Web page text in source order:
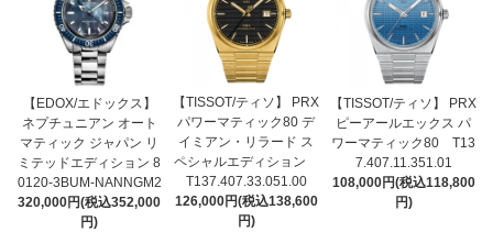
【EDOX/エドックス】
ネプチュニアン オート
マティック ジャパン リ
ミテッドエディション 8
0120-3BUM-NANNGM2
320,000円(税込352,000
円)
【TISSOT/ティソ】 PRX
パワーマティック80 デ
イミアン・リラード ス
ペシャルエディション
T137.407.33.051.00
126,000円(税込138,600
円)
【TISSOT/ティソ】 PRX
ピーアールエックス パ
ワーマティック80 T13
7.407.11.351.01
108,000円(税込118,800
円)